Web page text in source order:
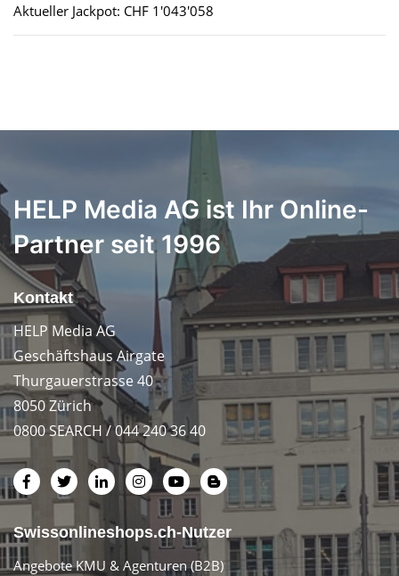
Aktueller Jackpot: CHF 1'043'058
HELP Media AG ist Ihr Online-
Partner seit 1996
Kontakt
HELP Media AG
Geschäftshaus Airgate
Thurgauerstrasse 40
8050 Zürich
0800 SEARCH / 044 240 36 40
Swissonlineshops.ch-Nutzer
Angebote KMU & Agenturen (B2B)